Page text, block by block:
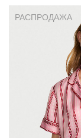
РАСПРОДАЖА